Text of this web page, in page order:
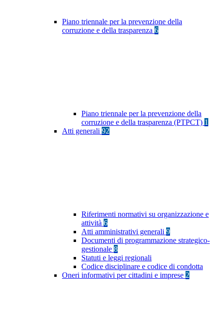
Piano triennale per la prevenzione della
corruzione e della trasparenza 6
Piano triennale per la prevenzione della
corruzione e della trasparenza (PTPCT) 1
Atti generali 92
Riferimenti normativi su organizzazione e
attività 6
Atti amministrativi generali 9
Documenti di programmazione strategico-
gestionale 8
Statuti e leggi regionali
Codice disciplinare e codice di condotta
Oneri informativi per cittadini e imprese 2